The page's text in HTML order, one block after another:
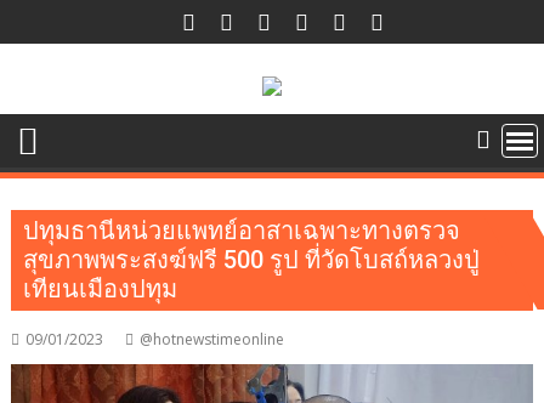
to
ปทุมธานีหน่วยแพทย์อาสาเฉพาะทางตรวจ
สุขภาพพระสงฆ์ฟรี 500 รูป ที่วัดโบสถ์หลวงปู่
เทียนเมืองปทุม
09/01/2023 @hotnewstimeonline